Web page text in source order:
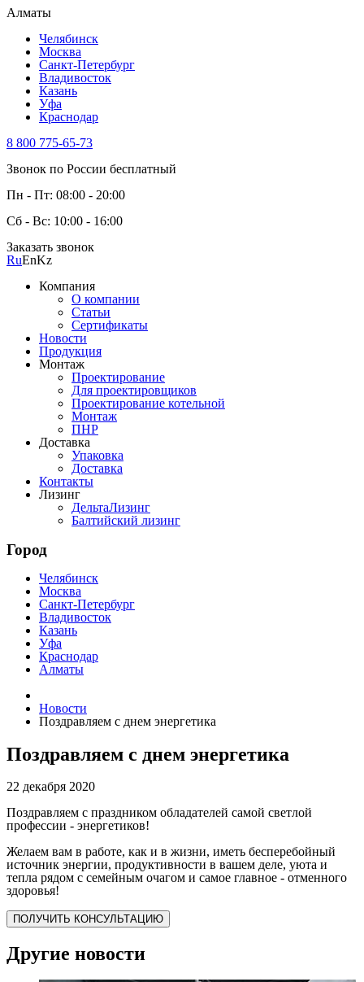
Алматы
Челябинск
Москва
Санкт-Петербург
Владивосток
Казань
Уфа
Краснодар
8 800 775-65-73
Звонок по России бесплатный
Пн - Пт: 08:00 - 20:00
Сб - Вс: 10:00 - 16:00
Заказать звонок
RuEnKz
Компания
О компании
Статьи
Сертификаты
Новости
Продукция
Монтаж
Проектирование
Для проектировщиков
Проектирование котельной
Монтаж
ПНР
Доставка
Упаковка
Доставка
Контакты
Лизинг
ДельтаЛизинг
Балтийский лизинг
Город
Челябинск
Москва
Санкт-Петербург
Владивосток
Казань
Уфа
Краснодар
Алматы
Новости
Поздравляем с днем энергетика
Поздравляем с днем энергетика
22 декабря 2020
Поздравляем с праздником обладателей самой светлой
профессии - энергетиков!
Желаем вам в работе, как и в жизни, иметь бесперебойный
источник энергии, продуктивности в вашем деле, уюта и
тепла рядом с семейным очагом и самое главное - отменного
здоровья!
ПОЛУЧИТЬ КОНСУЛЬТАЦИЮ
Другие новости